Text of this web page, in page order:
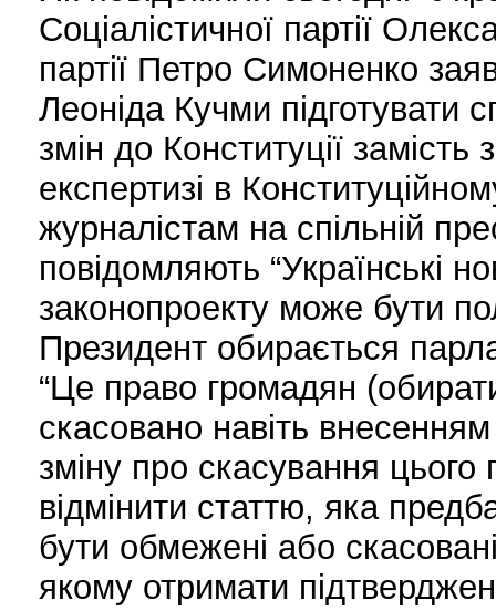
Соціалістичної партії
партії Петро Симоненко
Леоніда Кучми підготувати
змін до Конституції
експертизі в
журналістам на спільній
повідомляють “Українські
законопроекту може бути
Президент обирається
“Це право громадян
скасовано навіть
зміну про скасування
відмінити статтю, яка
бути обмежені або
якому отримати